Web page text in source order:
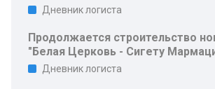
Дневник логиста
Продолжается строительство
"Белая Церковь - Сигету
Дневник логиста